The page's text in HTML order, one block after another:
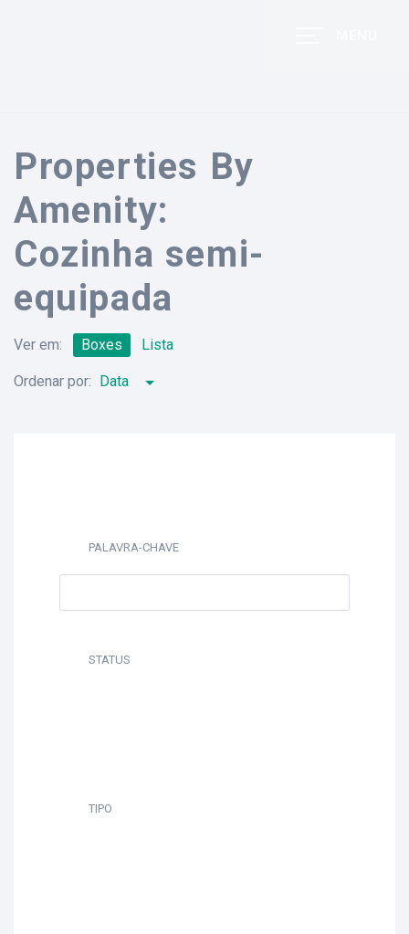
Properties By
Amenity:
Cozinha semi-
equipada
Ver em: Boxes Lista
Ordenar por: Data
PALAVRA-CHAVE
STATUS
TIPO